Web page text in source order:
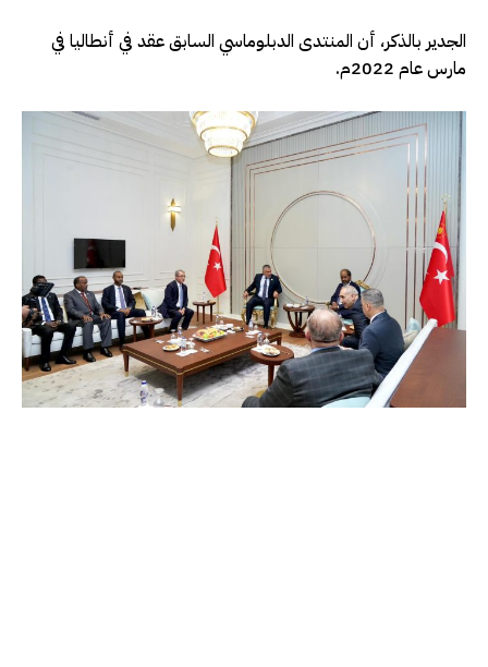
الجدير بالذكر، أن المنتدى الدبلوماسي السابق عقد في أنطاليا في
مارس عام 2022م.